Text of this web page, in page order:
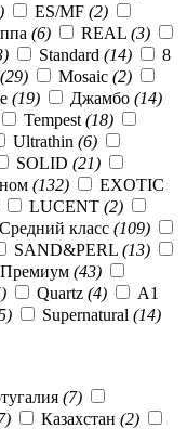
ES/MF (2)
(6) REAL (3)
Standard (14)
8
(29) Mosaic (2)
(19) Джамбо (14)
Tempest (18)
Ultrathin (6)
SOLID (21)
(132)
EXOTIC
LUCENT (2)
Средний класс (109)
SAND&PERL (13)
Премиум (43)
Quartz (4)
А1
Supernatural (14)
(7)
Казахстан (2)